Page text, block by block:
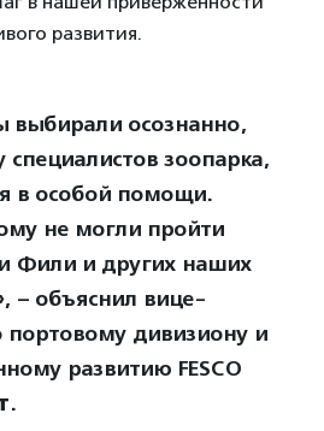
развития.
осознанно,
зоопарка,
в особой помощи.
не могли пройти
Фили и других наших
– объяснил вице-
портовому дивизиону и
развитию FESCO
.